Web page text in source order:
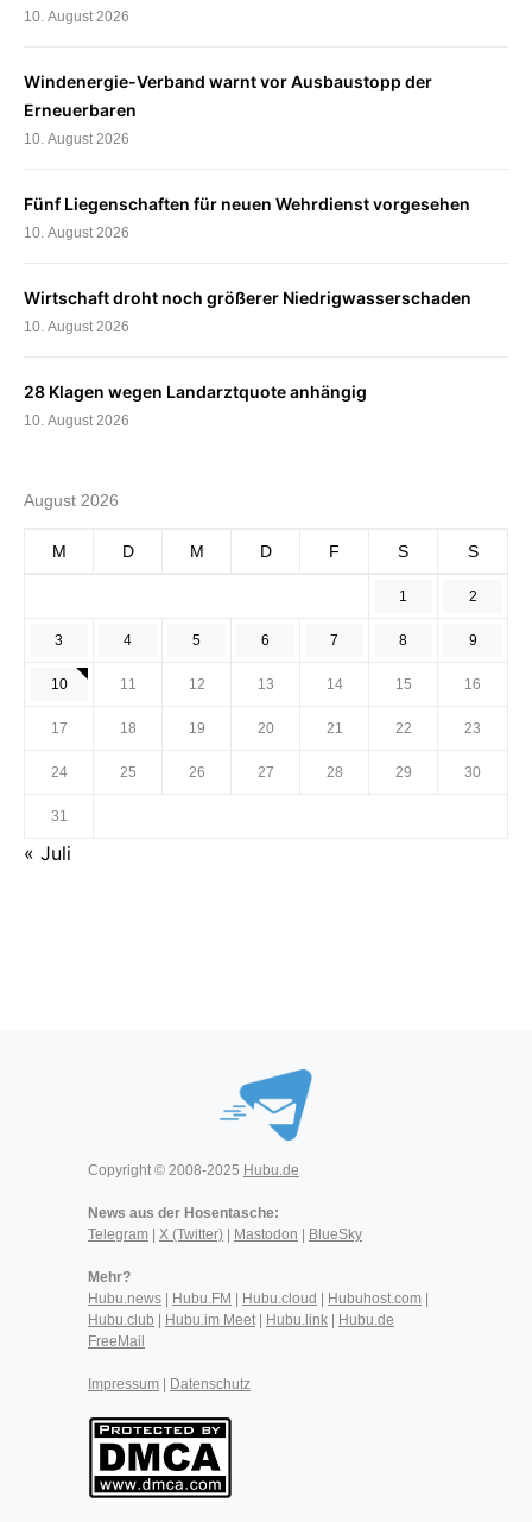
10. August 2026
Windenergie-Verband warnt vor Ausbaustopp der
Erneuerbaren
10. August 2026
Fünf Liegenschaften für neuen Wehrdienst vorgesehen
10. August 2026
Wirtschaft droht noch größerer Niedrigwasserschaden
10. August 2026
28 Klagen wegen Landarztquote anhängig
10. August 2026
August 2026
M D M D F S S
1 2
3 4 5 6 7 8 9
10 11 12 13 14 15 16
17 18 19 20 21 22 23
24 25 26 27 28 29 30
31
« Juli
Copyright © 2008-2025 Hubu.de
News aus der Hosentasche:
Telegram
X (Twitter) Mastodon BlueSky
Mehr?
Hubu.news
Hubu.FM Hubu.cloud Hubuhost.com
Hubu.club
Hubu.im Meet| Hubu.link
Hubu.de
FreeMail
Impressum Datenschutz